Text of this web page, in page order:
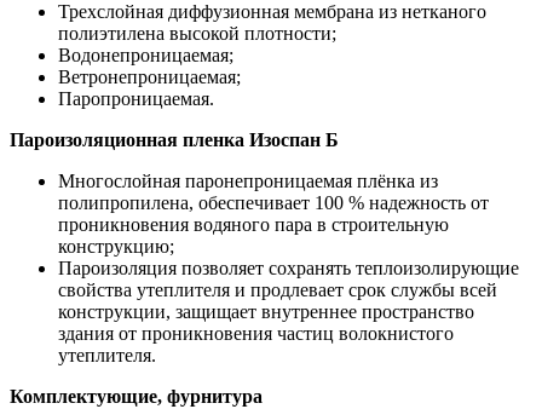
Трехслойная диффузионная мембрана из нетканого
полиэтилена высокой плотности;
Водонепроницаемая;
Ветронепроницаемая;
Паропроницаемая.
Пароизоляционная пленка Изоспан Б
Многослойная паронепроницаемая плёнка из
полипропилена, обеспечивает 100 % надежность от
проникновения водяного пара в строительную
конструкцию;
Пароизоляция позволяет сохранять теплоизолирующие
свойства утеплителя и продлевает срок службы всей
конструкции, защищает внутреннее пространство
здания от проникновения частиц волокнистого
утеплителя.
Комплектующие, фурнитура